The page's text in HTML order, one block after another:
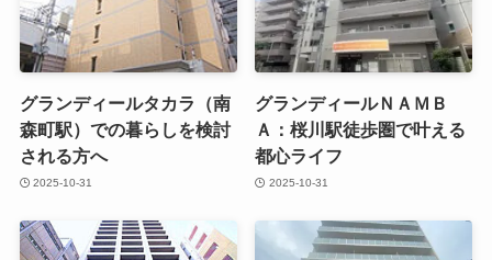
グランディールタカラ（南
森町駅）での暮らしを検討
される方へ
2025-10-31
グランディールＮＡＭＢ
Ａ：桜川駅徒歩圏で叶える
都心ライフ
2025-10-31